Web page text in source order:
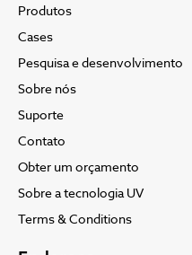
Produtos
Cases
Pesquisa e desenvolvimento
Sobre nós
Suporte
Contato
Obter um orçamento
Sobre a tecnologia UV
Terms & Conditions